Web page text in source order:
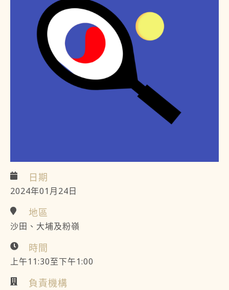
日期
2024年01月24日
地區
沙田、大埔及粉嶺
時間
上午11:30至下午1:00
負責機構